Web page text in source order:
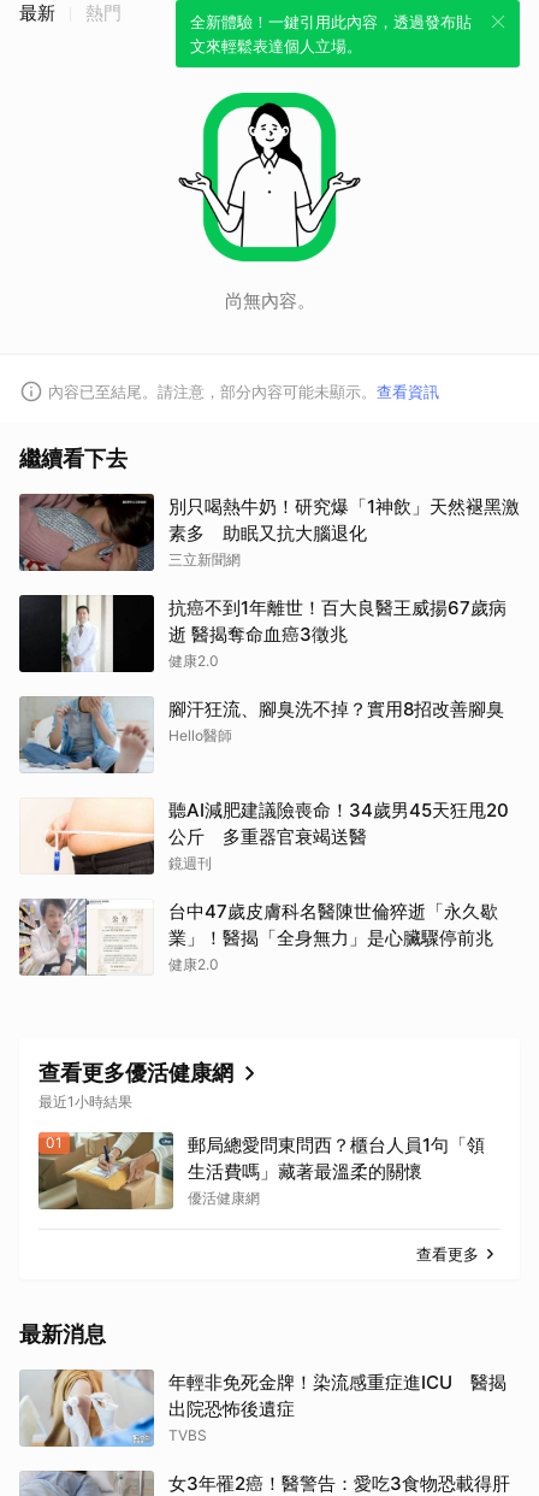
全新體驗！一鍵引用此內容，透過發布貼
文來輕鬆表達個人立場。
最新 熱門
尚無內容。
內容已至結尾。請注意，部分內容可能未顯示。 查看資訊
繼續看下去
別只喝熱牛奶！研究爆「1神飲」天然褪黑激
素多 助眠又抗大腦退化
三立新聞網
抗癌不到1年離世！百大良醫王威揚67歲病
逝 醫揭奪命血癌3徵兆
健康2.0
腳汗狂流、腳臭洗不掉？實用8招改善腳臭
Hello醫師
聽AI減肥建議險喪命！34歲男45天狂甩20
公斤 多重器官衰竭送醫
鏡週刊
台中47歲皮膚科名醫陳世倫猝逝「永久歇
業」！醫揭「全身無力」是心臟驟停前兆
健康2.0
查看更多優活健康網
最近1小時結果
01
郵局總愛問東問西？櫃台人員1句「領
生活費嗎」藏著最溫柔的關懷
優活健康網
查看更多
最新消息
年輕非免死金牌！染流感重症進ICU 醫揭
出院恐怖後遺症
TVBS
女3年罹2癌！醫警告：愛吃3食物恐載得肝